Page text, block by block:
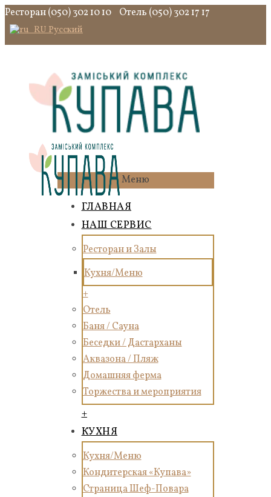
Ресторан (050) 302 10 10 Отель (050) 302 17 17
Русский
Меню
ГЛАВНАЯ
НАШ СЕРВИС
Ресторан и Залы
Кухня/Меню
+
Отель
Баня / Сауна
Беседки / Дастарханы
Аквазона / Пляж
Домашняя ферма
Торжества и мероприятия
+
КУХНЯ
Кухня/Меню
Кондитерская «Купава»
Страница Шеф-Повара